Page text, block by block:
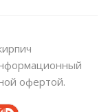
офертой.